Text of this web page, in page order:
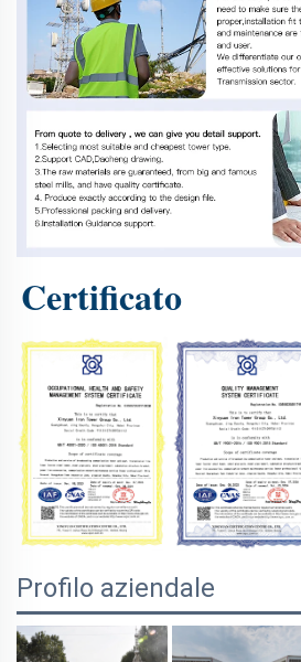
Certificato
Profilo aziendale